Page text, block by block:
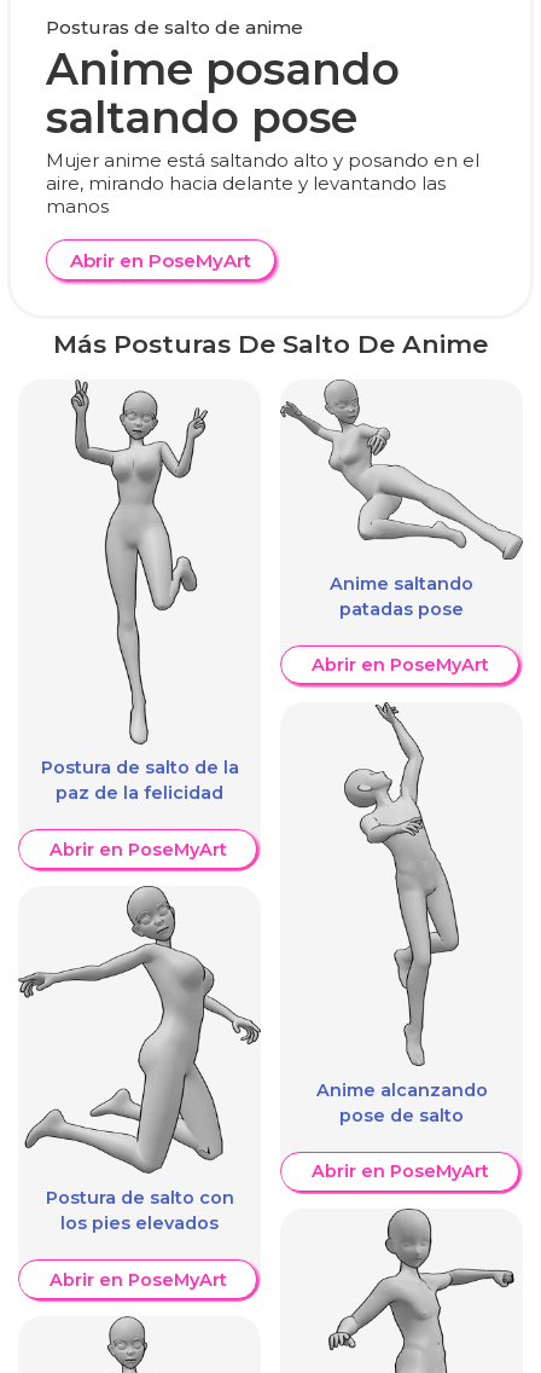
Posturas de salto de anime
Anime posando
saltando pose
Mujer anime está saltando alto y posando en el
aire, mirando hacia delante y levantando las
manos
Abrir en PoseMyArt
Más Posturas De Salto De Anime
Postura de salto de la
paz de la felicidad
Abrir en PoseMyArt
Postura de salto con
los pies elevados
Abrir en PoseMyArt
Anime saltando
patadas pose
Abrir en PoseMyArt
Anime alcanzando
pose de salto
Abrir en PoseMyArt